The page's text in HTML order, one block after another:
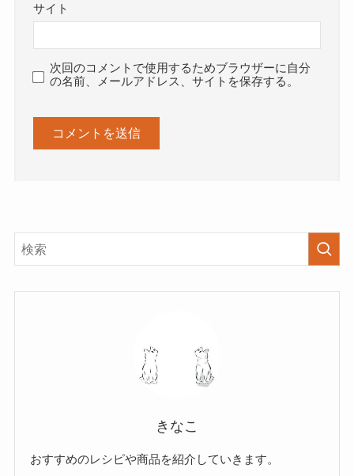
サイト
次回のコメントで使用するためブラウザーに自分
の名前、メールアドレス、サイトを保存する。
きなこ
おすすめのレシピや商品を紹介していきます。